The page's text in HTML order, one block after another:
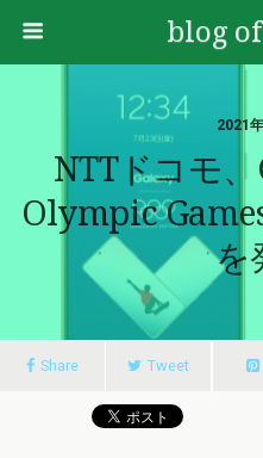
blog
2021
NTTドコモ
Olympic
を
Share Tweet